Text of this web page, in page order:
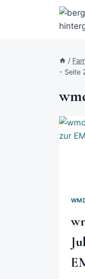
/
- Seite